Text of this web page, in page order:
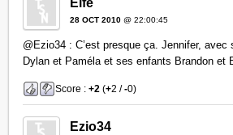
28 OCT 2010 @ 22:00:45
@Ezio34 : C’est presque ça. Jennifer, avec
Dylan et Paméla et ses enfants Brandon et
Score :+2 (+2 /-0)
Ezio34